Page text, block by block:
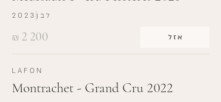
₪ 2 200 אזל
2023 לבן
LAFON
Montrachet - Grand Cru 2022